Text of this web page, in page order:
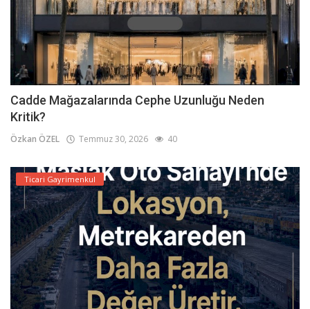
Cadde Mağazalarında Cephe Uzunluğu Neden
Kritik?
Özkan ÖZEL Temmuz 30, 2026 40
Ticari Gayrimenkul